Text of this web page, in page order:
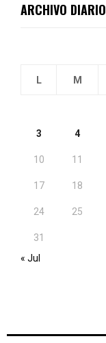
ARCHIVO DIARIO
L M
3 4
10 11
17 18
24 25
31
« Jul